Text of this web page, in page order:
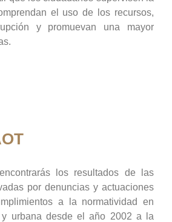
el uso de los recursos,
y promuevan una mayor
los resultados de las
por denuncias y actuaciones
a la normatividad en
y urbana desde el año 2002 a la